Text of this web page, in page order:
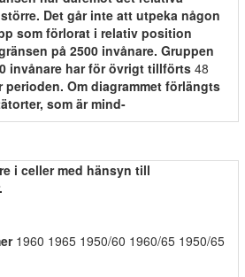
Det går inte att utpeka någon
som förlorat i relativ position
på 2500 invånare. Gruppen
invånare har för övrigt tillförts 48
perioden. Om diagrammet förlängts
som är mind-
i celler med hänsyn till
1960 1965 1950/60 1960/65 1950/65